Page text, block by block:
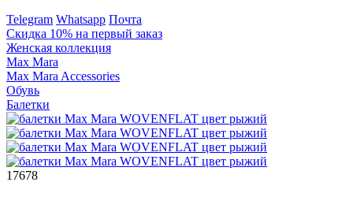
Telegram Whatsapp Почта
Скидка 10% на первый заказ
Женская коллекция
Max Mara
Max Mara Accessories
Обувь
Балетки
17678